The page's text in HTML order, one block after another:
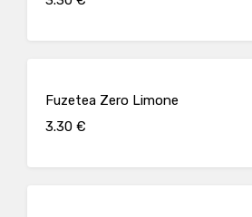
Fuzetea Zero Limone
3.30 €